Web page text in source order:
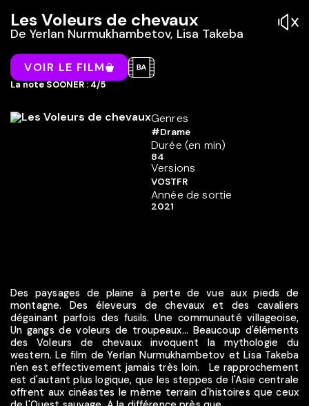
Les Voleurs de chevaux
De Yerlan Nurmukhambetov, Lisa Takeba
VOIR LE FILM
La note SOONER : 4/5
Genres
#Drame
Durée (en min)
84
Versions
VOSTFR
Année de sortie
2021
Des paysages de plaine à perte de vue aux pieds de
montagne. Des éleveurs de chevaux et des cavaliers
dégainant parfois des fusils. Une communauté villageoise,
Un gangs de voleurs de troupeaux... Beaucoup d'éléments
des Voleurs de chevaux invoquent la mythologie du
western. Le film de Yerlan Nurmukhambetov et Lisa Takeba
n'en est effectivement jamais très loin. Le rapprochement
est d'autant plus logique, que les steppes de l'Asie centrale
offrent aux cinéastes le même terrain d'histoires que ceux